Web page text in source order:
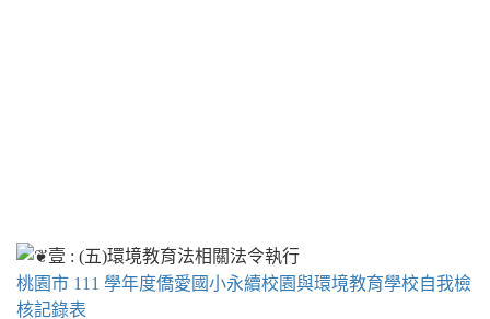
桃園市 111 學年度僑愛國小永續校園與環境教育學校自我檢
核記錄表